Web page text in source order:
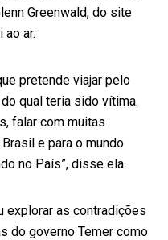
Greenwald, do site
ao ar.
pretende viajar pelo
qual teria sido vítima.
falar com muitas
e para o mundo
no País”, disse ela.
explorar as contradições
do governo Temer como